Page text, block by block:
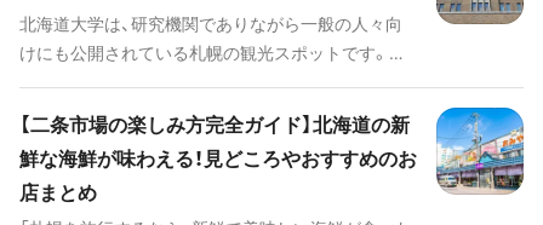
の楽しみ方を解説していきます。
北海道大学は、研究機関でありながら一般の人々向
けにも公開されている札幌の観光スポットです。こ
定グルメを堪能できたりします。 そこで今回の記事
では、全国から観光客が集まる北海道大学の見どこ
ろをたっぷりとお伝えしていきます。併せて周辺の
グルメスポットや観光スポットも紹介しますので、
【二条市場の楽しみ方完全ガイド】北海道の新
鮮な海鮮が味わえる！見どころやおすすめのお
店まとめ